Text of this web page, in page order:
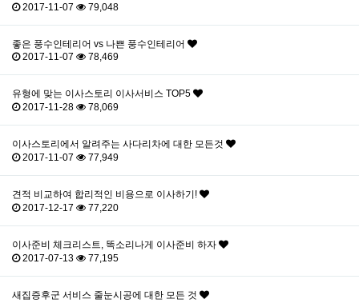
2017-11-07
79,048
좋은 풍수인테리어 vs 나쁜 풍수인테리어
2017-11-07
78,469
유형에 맞는 이사스토리 이사서비스 TOP5
2017-11-28
78,069
이사스토리에서 알려주는 사다리차에 대한 모든것
2017-11-07
77,949
견적 비교하여 합리적인 비용으로 이사하기!
2017-12-17
77,220
이사준비 체크리스트, 똑소리나게 이사준비 하자
2017-07-13
77,195
새집증후군 서비스 줄눈시공에 대한 모든 것